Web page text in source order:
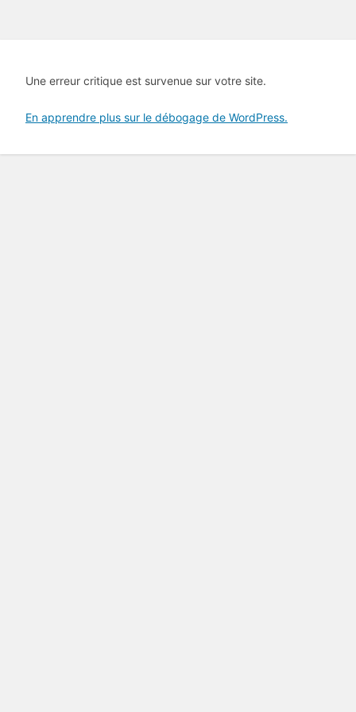
Une erreur critique est survenue sur votre site.
En apprendre plus sur le débogage de WordPress.